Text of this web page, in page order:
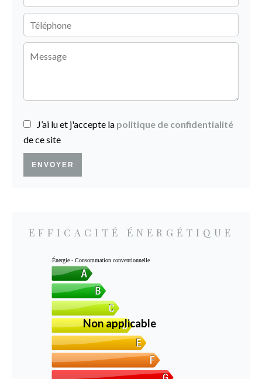
J’ai lu et j'accepte la politique de confidentialité
de ce site
ENVOYER
EFFICACITÉ ÉNERGÉTIQUE
Énergie - Consommation conventionnelle
Non applicable